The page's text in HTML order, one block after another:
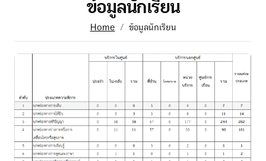
ข้อมูลนักเรียน
Home ข้อมูลนักเรียน